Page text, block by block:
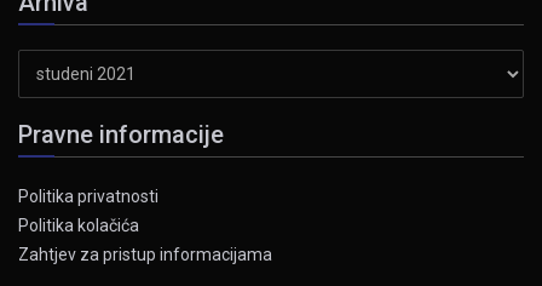
Pravne informacije
Politika privatnosti
Politika kolačića
Zahtjev za pristup informacijama